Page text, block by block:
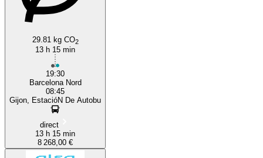
29.81 kg CO2
13 h 15 min
19:30
Barcelona Nord
08:45
Gijon, EstacióN De Autobu
direct
13 h 15 min
8 268,00 €